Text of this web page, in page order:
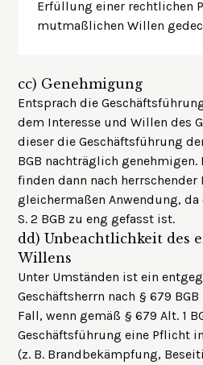
Erfüllung einer rechtlichen
mutmaßlichen Willen
cc) Genehmigung
Entsprach die
dem Interesse und Willen des
dieser die Geschäftsführung
BGB nachträglich genehmigen.
finden dann nach herrschender
gleichermaßen Anwendung,
S. 2 BGB zu eng gefasst ist.
dd) Unbeachtlichkeit des
Willens
Unter Umständen ist ein
Geschäftsherrn nach § 679
Fall, wenn gemäß § 679 Alt. 1
Geschäftsführung eine Pflicht
(z. B. Brandbekämpfung,